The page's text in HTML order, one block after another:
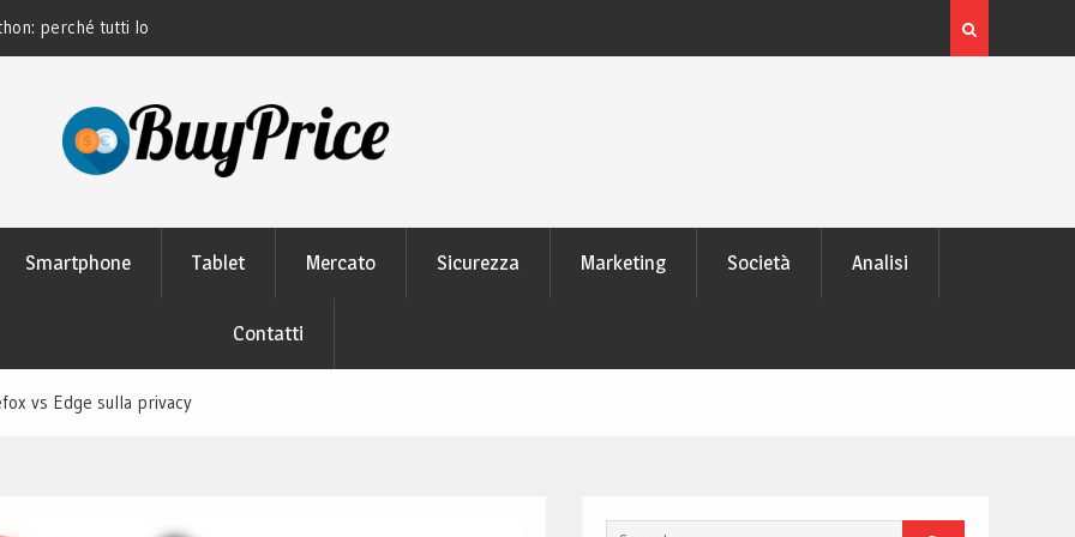
perché tutti lo
moderni
L’evoluzione delle schede video: dai pixel al Ray
moderno
Smartphone Tablet Mercato Sicurezza Marketing Società Analisi
Contatti
vs Edge sulla privacy